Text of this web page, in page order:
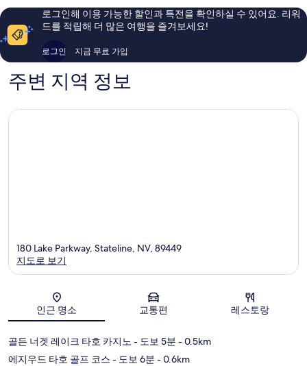
후
5,635
개
드
목
용
후
로그인해 이용 가능한 할인과 특전을 확인하실 수 있어요. 리워
드를 적립해 더 많은 여행을 즐겨보세요!
로그인 지금 무료 가입
주변 지역 정보
지도
180 Lake Parkway, Stateline, NV, 89449
지도로 보기
인근 명소 교통편 레스토랑
골든 너겟 레이크 타호 카지노 - 도보 5분 - 0.5km
에지우드 타호 골프 코스 - 도보 6분 - 0.6km